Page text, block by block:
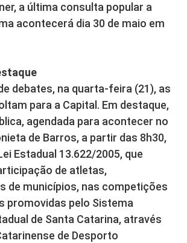
a última consulta popular a
acontecerá dia 30 de maio em
debates, na quarta-feira (21), as
para a Capital. Em destaque,
agendada para acontecer no
de Barros, a partir das 8h30,
Estadual 13.622/2005, que
de atletas,
de municípios, nas competições
promovidas pelo Sistema
de Santa Catarina, através
de Desporto